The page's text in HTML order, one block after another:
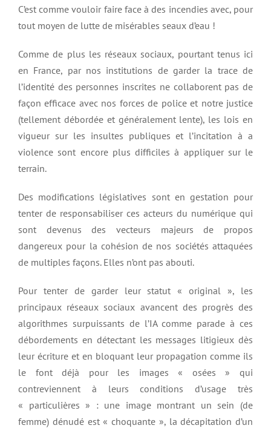
C’est comme vouloir faire face à des incendies avec, pour
tout moyen de lutte de misérables seaux d’eau !
Comme de plus les réseaux sociaux, pourtant tenus ici
en France, par nos institutions de garder la trace de
l’identité des personnes inscrites ne collaborent pas de
façon efficace avec nos forces de police et notre justice
(tellement débordée et généralement lente), les lois en
vigueur sur les insultes publiques et l’incitation à a
violence sont encore plus difficiles à appliquer sur le
terrain.
Des modifications législatives sont en gestation pour
tenter de responsabiliser ces acteurs du numérique qui
sont devenus des vecteurs majeurs de propos
dangereux pour la cohésion de nos sociétés attaquées
de multiples façons. Elles n’ont pas abouti.
Pour tenter de garder leur statut « original », les
principaux réseaux sociaux avancent des progrès des
algorithmes surpuissants de l’IA comme parade à ces
débordements en détectant les messages litigieux dès
leur écriture et en bloquant leur propagation comme ils
le font déjà pour les images « osées » qui
contreviennent à leurs conditions d’usage très
« particulières » : une image montrant un sein (de
femme) dénudé est « choquante », la décapitation d’un